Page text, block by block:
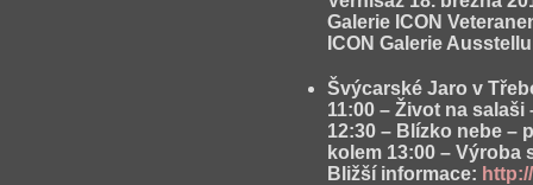
Galerie ICON
ICON Galerie
Švýcarské Jaro v
11:00 – Život na
12:30 – Blízko nebe –
kolem 13:00 – Výroba
Bližší informace: